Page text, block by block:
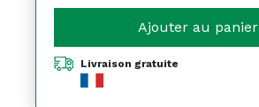
Ajouter au panier
Livraison gratuite